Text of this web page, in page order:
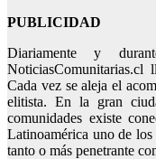
PUBLICIDAD
Diariamente y
Cada vez se aleja el
elitista. En la gran
comunidades existe
Latinoamérica uno de los
tanto o más penetrante